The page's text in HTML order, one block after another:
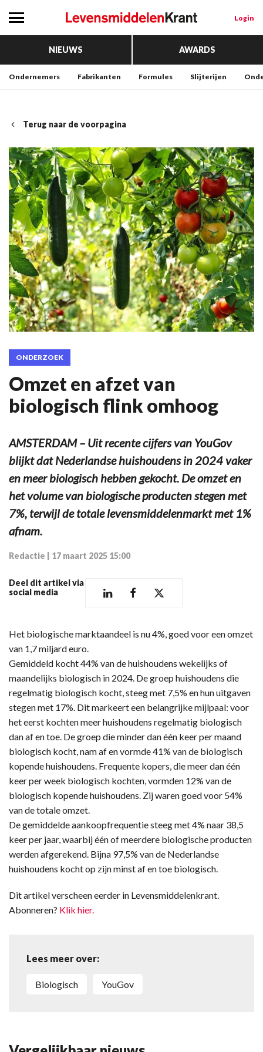
Login
NIEUWS AWARDS
Ondernemers Fabrikanten Formules Slijterijen
Terug naar de voorpagina
ONDERZOEK
Omzet en afzet van
biologisch flink omhoog
AMSTERDAM – Uit recente cijfers van YouGov
blijkt dat Nederlandse huishoudens in 2024 vaker
en meer biologisch hebben gekocht. De omzet en
het volume van biologische producten stegen met
7%, terwijl de totale levensmiddelenmarkt met 1%
afnam.
Redactie 17 maart 2025 15:00
Deel dit artikel via
social media
Het biologische marktaandeel is nu 4%, goed voor een omzet
van 1,7 miljard euro.
Gemiddeld kocht 44% van de huishoudens wekelijks of
maandelijks biologisch in 2024. De groep huishoudens die
regelmatig biologisch kocht, steeg met 7,5% en hun uitgaven
stegen met 17%. Dit markeert een belangrijke mijlpaal: voor
het eerst kochten meer huishoudens regelmatig biologisch
dan af en toe. De groep die minder dan één keer per maand
biologisch kocht, nam af en vormde 41% van de biologisch
kopende huishoudens. Frequente kopers, die meer dan één
keer per week biologisch kochten, vormden 12% van de
biologisch kopende huishoudens. Zij waren goed voor 54%
van de totale omzet.
De gemiddelde aankoopfrequentie steeg met 4% naar 38,5
keer per jaar, waarbij één of meerdere biologische producten
werden afgerekend. Bijna 97,5% van de Nederlandse
huishoudens kocht op zijn minst af en toe biologisch.
Dit artikel verscheen eerder in Levensmiddelenkrant.
Abonneren? Klik hier.
Lees meer over:
biologisch YouGov